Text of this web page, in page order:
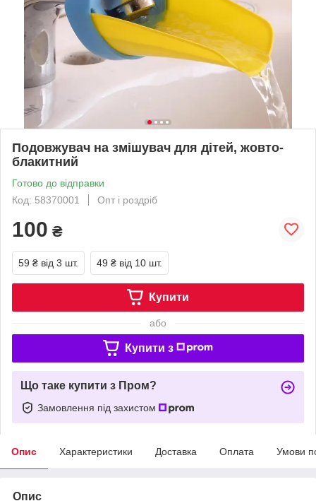
Подовжувач на змішувач для дітей, жовто-
блакитний
Готово до відправки
Код: 58370001
Опт і роздріб
100 ₴
59 ₴ від 3 шт. 49 ₴ від 10 шт.
Купити
або
Купити з
Що таке купити з Пром?
Замовлення під захистом
Опис Характеристики Доставка Оплата Умови
Опис